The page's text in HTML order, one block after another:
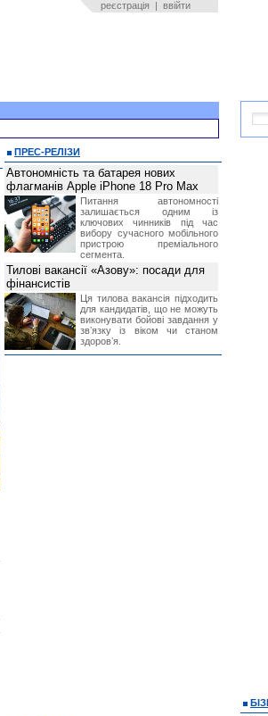
реєстрація | ввійти
ПРЕС-РЕЛІЗИ
Автономність та батарея нових
флагманів Apple iPhone 18 Pro Max
Питання автономності
залишається одним із
ключових чинників під час
вибору сучасного мобільного
пристрою преміального
сегмента.
Тилові вакансії «Азову»: посади для
фінансистів
Ця тилова вакансія підходить
для кандидатів, що не можуть
виконувати бойові завдання у
звʼязку із віком чи станом
здоровʼя.